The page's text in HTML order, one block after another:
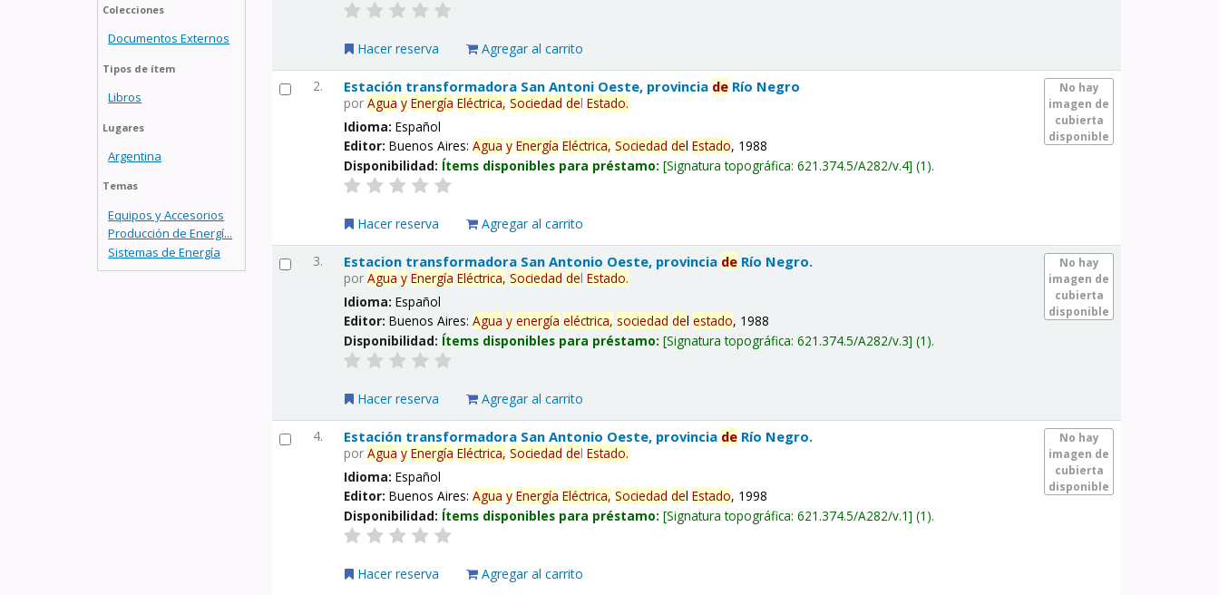
Colecciones
Documentos Externos
Tipos de ítem
Libros
Lugares
Argentina
Temas
Equipos y Accesorios
Producción de Energí...
Sistemas de Energía
Hacer reserva Agregar al carrito
2.
No hay
imagen de
cubierta
disponible
Estación transformadora San Antoni Oeste, provincia de Río Negro
porAgua y Energía Eléctrica, Sociedad delEstado.
Idioma:Español
Editor:Buenos Aires:Agua y Energía Eléctrica, Sociedad delEstado, 1988
Disponibilidad: Ítems disponibles para préstamo: Signatura topográfica:621.374.5/A282/v.4 (1).
Hacer reserva Agregar al carrito
3.
No hay
imagen de
cubierta
disponible
Estacion transformadora San Antonio Oeste, provincia de Río Negro.
porAgua y Energía Eléctrica, Sociedad delEstado.
Idioma:Español
Editor:Buenos Aires:Agua y energía eléctrica, sociedad delestado, 1988
Disponibilidad: Ítems disponibles para préstamo: Signatura topográfica:621.374.5/A282/v.3 (1).
Hacer reserva Agregar al carrito
4.
No hay
imagen de
cubierta
disponible
Estación transformadora San Antonio Oeste, provincia de Río Negro.
porAgua y Energía Eléctrica, Sociedad delEstado.
Idioma:Español
Editor:Buenos Aires:Agua y Energía Eléctrica, Sociedad delEstado, 1998
Disponibilidad: Ítems disponibles para préstamo: Signatura topográfica:621.374.5/A282/v.1 (1).
Hacer reserva Agregar al carrito